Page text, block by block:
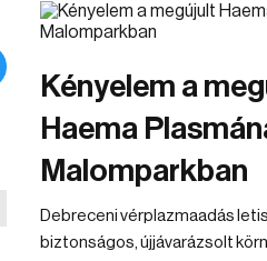
Kényelem a
Haema
Malomparkban
Debreceni vérplazmaadás
biztonságos, újjávarázsolt